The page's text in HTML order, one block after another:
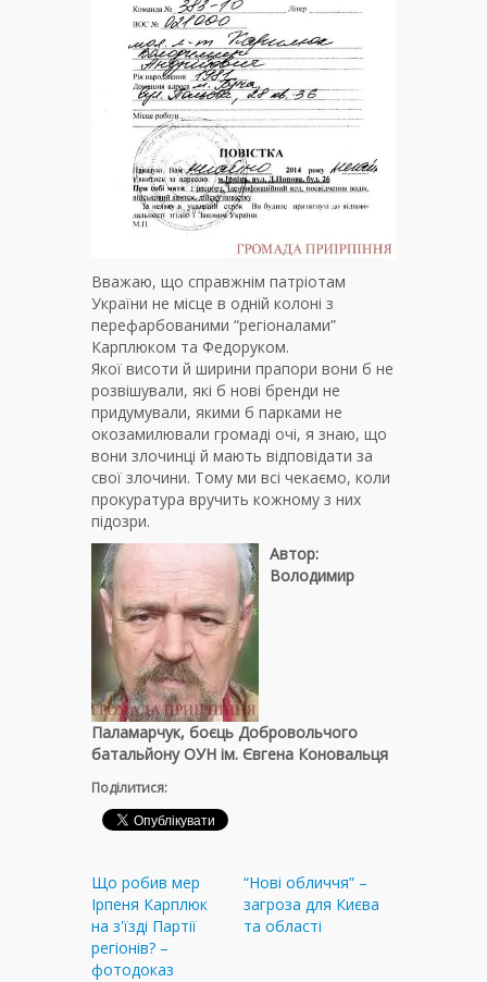
Вважаю, що справжнім патріотам
України не місце в одній колоні з
перефарбованими “регіоналами”
Карплюком та Федоруком.
Якої висоти й ширини прапори вони б не
розвішували, які б нові бренди не
придумували, якими б парками не
окозамилювали громаді очі, я знаю, що
вони злочинці й мають відповідати за
свої злочини. Тому ми всі чекаємо, коли
прокуратура вручить кожному з них
підозри.
Автор:
Володимир
Паламарчук, боєць Добровольчого
батальйону ОУН ім. Євгена Коновальця
Поділитися:
Що робив мер
Ірпеня Карплюк
на з'їзді Партії
регіонів? –
фотодоказ
“Нові обличчя” –
загроза для Києва
та області